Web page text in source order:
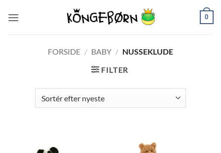
0
FORSIDE / BABY / NUSSEKLUDE
FILTER